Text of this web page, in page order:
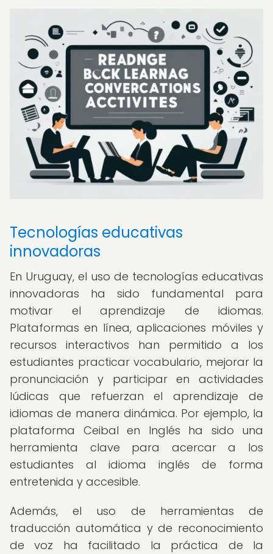
Tecnologías educativas
innovadoras
En Uruguay, el uso de tecnologías educativas
innovadoras ha sido fundamental para
motivar el aprendizaje de idiomas.
Plataformas en línea, aplicaciones móviles y
recursos interactivos han permitido a los
estudiantes practicar vocabulario, mejorar la
pronunciación y participar en actividades
lúdicas que refuerzan el aprendizaje de
idiomas de manera dinámica. Por ejemplo, la
plataforma Ceibal en Inglés ha sido una
herramienta clave para acercar a los
estudiantes al idioma inglés de forma
entretenida y accesible.
Además, el uso de herramientas de
traducción automática y de reconocimiento
de voz ha facilitado la práctica de la